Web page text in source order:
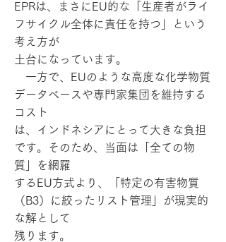
EPRは、まさにEU的な「生産者がライ
フサイクル全体に責任を持つ」という
考え方が
土台になっています。
一方で、EUのような高度な化学物質
データベースや専門家集団を維持する
コスト
は、インドネシアにとって大きな負担
です。そのため、当面は「全ての物
質」を網羅
するEU方式より、「特定の有害物質
（B3）に絞ったリスト管理」が現実的
な解として
残ります。